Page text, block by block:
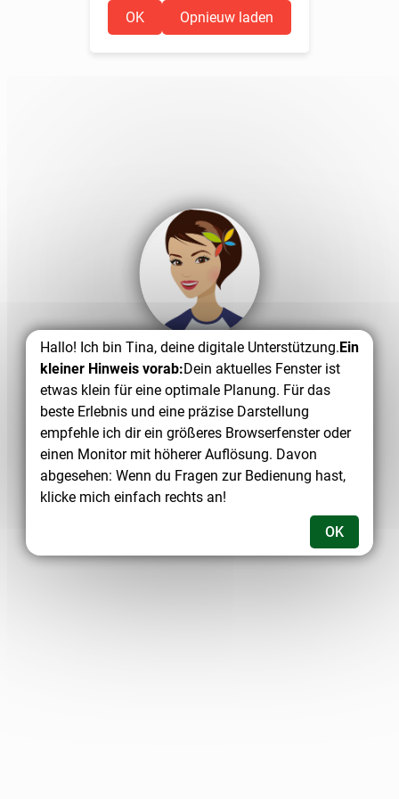
Hallo! Ich bin Tina, deine digitale Unterstützung.Ein
kleiner Hinweis vorab:Dein aktuelles Fenster ist
etwas klein für eine optimale Planung. Für das
beste Erlebnis und eine präzise Darstellung
empfehle ich dir ein größeres Browserfenster oder
einen Monitor mit höherer Auflösung. Davon
abgesehen: Wenn du Fragen zur Bedienung hast,
klicke mich einfach rechts an!
OK
OK Opnieuw laden